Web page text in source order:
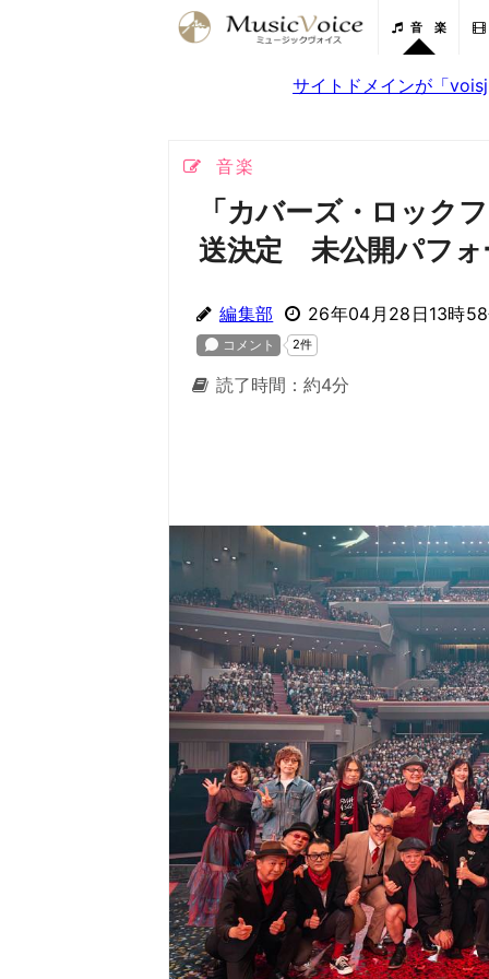
音 楽
サイトドメインが「
音楽
「カバーズ・ロック
送決定 未公開パフォ
編集部 26年04月28日13時
読了時間：約4分